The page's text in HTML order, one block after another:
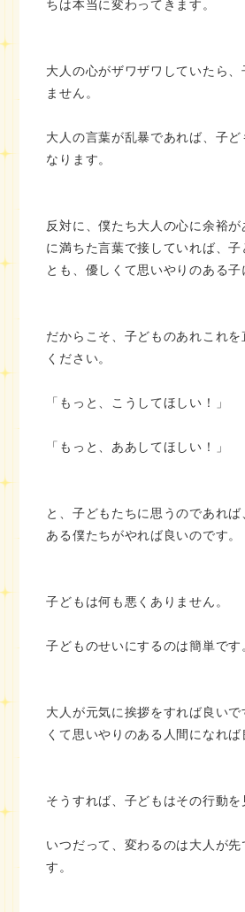
ちは本当に変わってきます。
大人の心がザワザワしていたら、
ません。
大人の言葉が乱暴であれば、子ど
なります。
反対に、僕たち大人の心に余裕
に満ちた言葉で接していれば、
とも、優しくて思いやりのある子
だからこそ、子どものあれこれ
ください。
「もっと、こうしてほしい！」
「もっと、ああしてほしい！」
と、子どもたちに思うのであれ
ある僕たちがやれば良いのです。
子どもは何も悪くありません。
子どものせいにするのは簡単です
大人が元気に挨拶をすれば良いで
くて思いやりのある人間になれば
そうすれば、子どもはその行動を
いつだって、変わるのは大人が
す。